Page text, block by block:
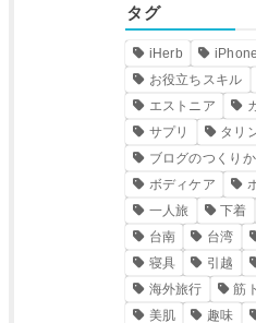
タグ
iHerb iPhone
お役立ちスキル
エストニア
サプリ
タリ
ブログのつくり
ボディケア
一人旅
下着
台南
台湾
寝具
引越
海外旅行
筋
美肌
趣味